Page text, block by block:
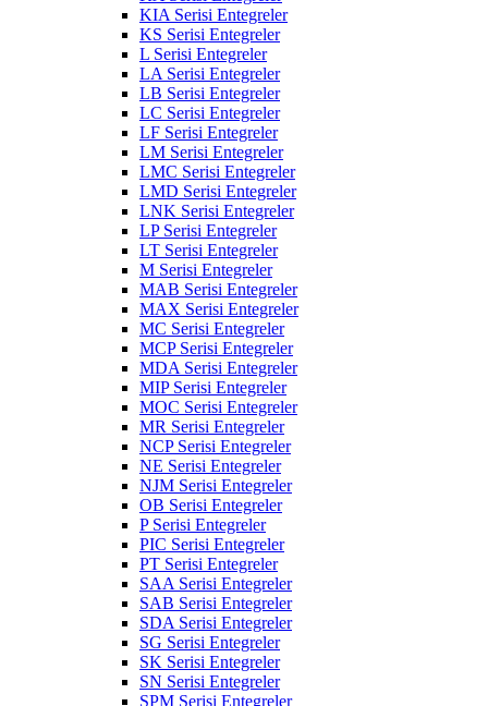
KIA Serisi Entegreler
KS Serisi Entegreler
L Serisi Entegreler
LA Serisi Entegreler
LB Serisi Entegreler
LC Serisi Entegreler
LF Serisi Entegreler
LM Serisi Entegreler
LMC Serisi Entegreler
LMD Serisi Entegreler
LNK Serisi Entegreler
LP Serisi Entegreler
LT Serisi Entegreler
M Serisi Entegreler
MAB Serisi Entegreler
MAX Serisi Entegreler
MC Serisi Entegreler
MCP Serisi Entegreler
MDA Serisi Entegreler
MIP Serisi Entegreler
MOC Serisi Entegreler
MR Serisi Entegreler
NCP Serisi Entegreler
NE Serisi Entegreler
NJM Serisi Entegreler
OB Serisi Entegreler
P Serisi Entegreler
PIC Serisi Entegreler
PT Serisi Entegreler
SAA Serisi Entegreler
SAB Serisi Entegreler
SDA Serisi Entegreler
SG Serisi Entegreler
SK Serisi Entegreler
SN Serisi Entegreler
SPM Serisi Entegreler